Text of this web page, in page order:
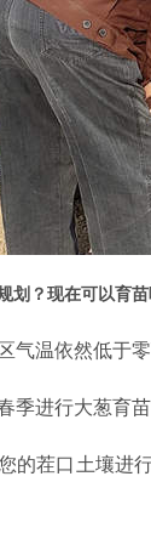
划？现在可以育苗
气温依然低于
季进行大葱育
的茬口土壤进